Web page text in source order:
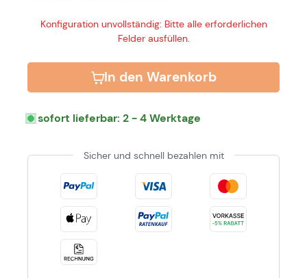
Konfiguration unvollständig: Bitte alle erforderlichen
Felder ausfüllen.
In den Warenkorb
sofort lieferbar: 2 - 4 Werktage
Sicher und schnell bezahlen mit